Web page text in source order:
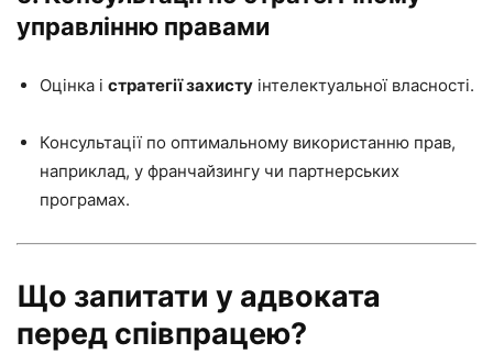
управлінню правами
Оцінка і стратегії захисту інтелектуальної власності.
Консультації по оптимальному використанню прав,
наприклад, у франчайзингу чи партнерських
програмах.
Що запитати у адвоката
перед співпрацею?